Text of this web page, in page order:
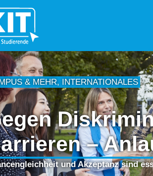
& MEHR, INTERNATIONALES
–
und Akzeptanz sind